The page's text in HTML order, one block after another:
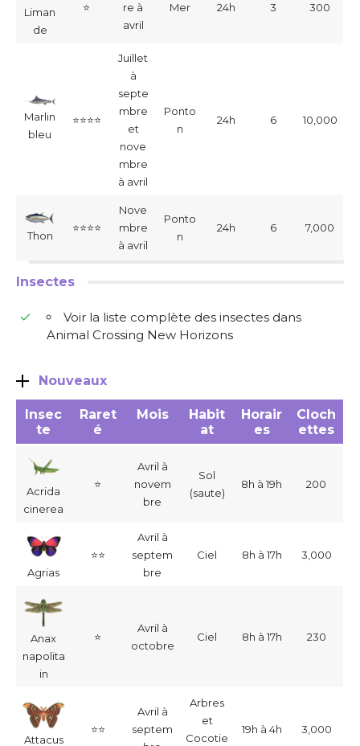
Liman
de
⭐
re à
avril
Mer 24h 3 300
Marlin
bleu
⭐⭐⭐⭐
Juillet
à
septe
mbre
et
nove
mbre
à avril
Ponto
n
24h 6 10,000
Thon
⭐⭐⭐⭐
Nove
mbre
à avril
Ponto
n
24h 6 7,000
Insectes
Voir la liste complète des insectes dans
Animal Crossing New Horizons
Nouveaux
Insec
te
Raret
é
Mois
Habit
at
Horair
es
Cloch
ettes
Acrida
cinerea
⭐
Avril à
novem
bre
Sol
(saute)
8h à 19h 200
Agrias
⭐⭐
Avril à
septem
bre
Ciel 8h à 17h 3,000
Anax
napolita
in
⭐
Avril à
octobre
Ciel 8h à 17h 230
Attacus
⭐⭐
Avril à
septem
Arbres
et
Cocotie
19h à 4h 3,000